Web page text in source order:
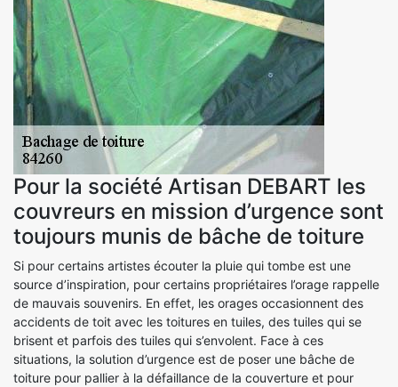
Pour la société Artisan DEBART les
couvreurs en mission d’urgence sont
toujours munis de bâche de toiture
Si pour certains artistes écouter la pluie qui tombe est une
source d’inspiration, pour certains propriétaires l’orage rappelle
de mauvais souvenirs. En effet, les orages occasionnent des
accidents de toit avec les toitures en tuiles, des tuiles qui se
brisent et parfois des tuiles qui s’envolent. Face à ces
situations, la solution d’urgence est de poser une bâche de
toiture pour pallier à la défaillance de la couverture et pour